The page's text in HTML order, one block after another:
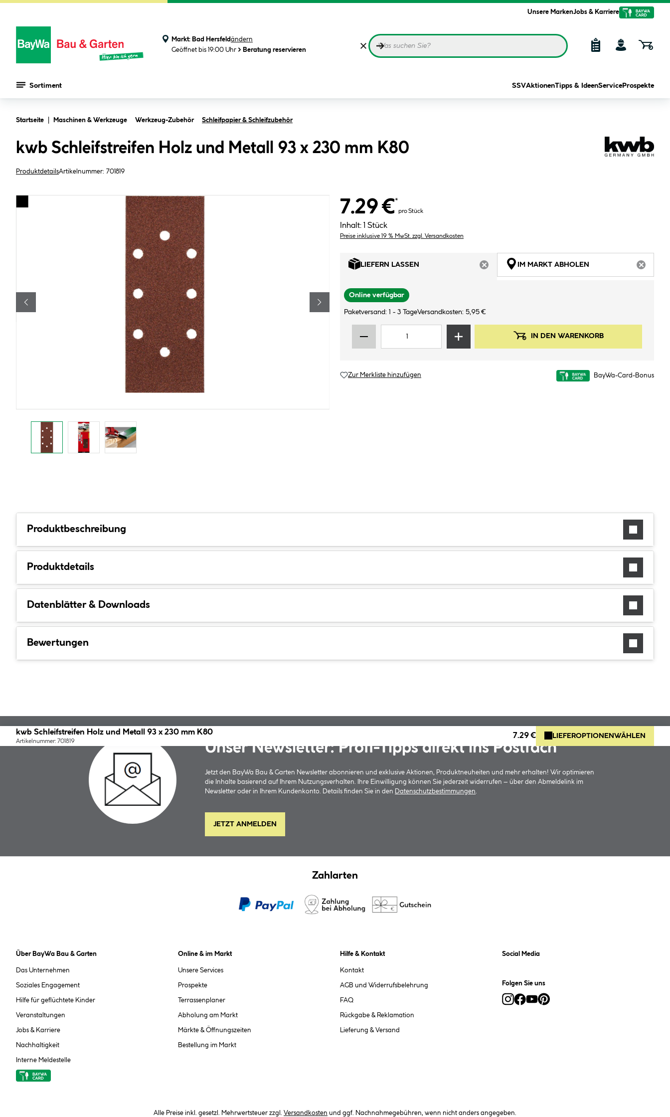
Unsere MarkenJobs & Karriere
Markt: Bad Hersfeldändern
Geöffnet bis 19:00 Uhr
Beratung reservieren
Sortiment SSVAktionenTipps & IdeenService Prospekte
Startseite Maschinen & Werkzeuge Werkzeug-Zubehör Schleifpapier & Schleifzubehör
kwb Schleifstreifen Holz und Metall 93 x 230 mm K80
ProduktdetailsArtikelnummer: 701819
7.29 €*
pro Stück
Inhalt: 1 Stück
Preise inklusive 19 % MwSt. zzgl. Versandkosten
LIEFERN LASSEN
ARTIKEL NICHT VERFÜGBAR
IM MARKT ABHOLEN
Online verfügbar
Paketversand: 1 - 3 TageVersandkosten: 5,95 €
IN DEN WARENKORB
Zur Merkliste hinzufügen BayWa-Card-Bonus
Produktbeschreibung
Produktdetails
Datenblätter & Downloads
Bewertungen
kwb Schleifstreifen Holz und Metall 93 x 230 mm K80
Artikelnummer: 701819
7.29 € LIEFEROPTIONEN WÄHLEN
Unser Newsletter: Profi-Tipps direkt ins Postfach
Jetzt den BayWa Bau & Garten Newsletter abonnieren und exklusive Aktionen, Produktneuheiten und mehr erhalten! Wir optimieren
die Inhalte basierend auf Ihrem Nutzungsverhalten. Ihre Einwilligung können Sie jederzeit widerrufen – über den Abmeldelink im
Newsletter oder in Ihrem Kundenkonto. Details finden Sie in den
Datenschutzbestimmungen
JETZT ANMELDEN
Zahlarten
Über BayWa Bau & Garten
Das Unternehmen
Soziales Engagement
Hilfe für geflüchtete Kinder
Veranstaltungen
Jobs & Karriere
Nachhaltigkeit
Interne Meldestelle
Online & im Markt
Unsere Services
Prospekte
Terrassenplaner
Abholung am Markt
Märkte & Öffnungszeiten
Bestellung im Markt
Hilfe & Kontakt
Kontakt
AGB und Widerrufsbelehrung
FAQ
Rückgabe & Reklamation
Lieferung & Versand
Social Media
Folgen Sie uns
Alle Preise inkl. gesetzl. Mehrwertsteuer zzgl. Versandkosten und ggf. Nachnahmegebühren, wenn nicht anders angegeben.